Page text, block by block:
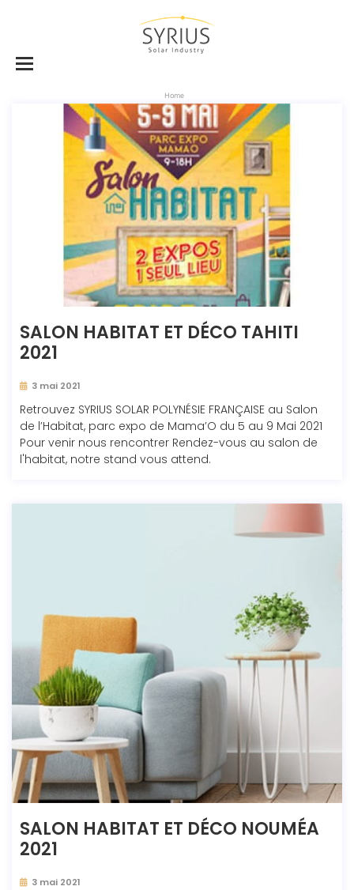
Home
SALON HABITAT ET DÉCO TAHITI
2021
3 mai 2021
Retrouvez SYRIUS SOLAR POLYNÉSIE FRANÇAISE au Salon
de l’Habitat, parc expo de Mama’O du 5 au 9 Mai 2021
Pour venir nous rencontrer Rendez-vous au salon de
l'habitat, notre stand vous attend.
SALON HABITAT ET DÉCO NOUMÉA
2021
3 mai 2021